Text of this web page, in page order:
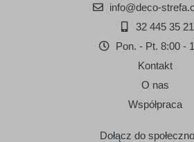
info@deco-
32 445 35 21
Pon. - Pt. 8:00 -
Kontakt
O nas
Współpraca
Dołącz do